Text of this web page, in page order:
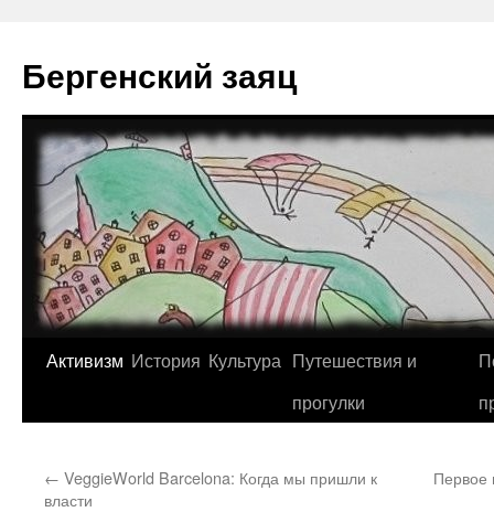
содержимому
Бергенский заяц
Активизм История Культура Путешествия и
прогулки
← VeggieWorld Barcelona: Когда мы пришли к
власти
Первое